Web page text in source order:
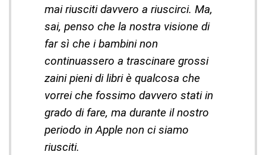
mai riusciti davvero a riuscirci. Ma,
sai, penso che la nostra visione di
far sì che i bambini non
continuassero a trascinare grossi
zaini pieni di libri è qualcosa che
vorrei che fossimo davvero stati in
grado di fare, ma durante il nostro
periodo in Apple non ci siamo
riusciti.